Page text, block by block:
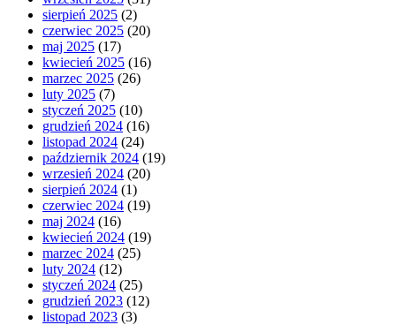
sierpień 2025 (2)
czerwiec 2025 (20)
maj 2025 (17)
kwiecień 2025 (16)
marzec 2025 (26)
luty 2025 (7)
styczeń 2025 (10)
grudzień 2024 (16)
listopad 2024 (24)
październik 2024 (19)
wrzesień 2024 (20)
sierpień 2024 (1)
czerwiec 2024 (19)
maj 2024 (16)
kwiecień 2024 (19)
marzec 2024 (25)
luty 2024 (12)
styczeń 2024 (25)
grudzień 2023 (12)
listopad 2023 (3)